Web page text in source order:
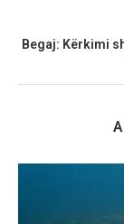
Begaj: Kërkimi